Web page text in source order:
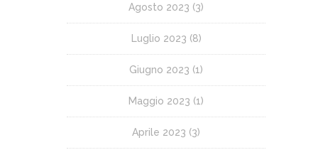
Agosto 2023 (3)
Luglio 2023 (8)
Giugno 2023 (1)
Maggio 2023 (1)
Aprile 2023 (3)